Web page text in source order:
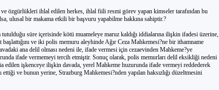
ve özgürlükleri ihlal edilen herkes, ihlal fiili resmi görev yapan kimseler tarafından bu
ulusal bir makama etkili bir başvuru yapabilme hakkına sahiptir.?
süre içerisinde kötü muameleye maruz kaldığı iddialarına ilişkin ifadesi üzerine,
başlattığını ve iki polis memuru aleyhinde Ağır Ceza Mahkemesi?ne bir ithamname
ana delil olması nedeni ile, ifade vermesi için cezaevinden Mahkeme?ye
ifade vermemeyi tercih etmiştir. Sonuç olarak, polis memurları delil eksikliği nedeni
edilen işkenceye ilişkin davada, yerel Mahkeme huzurunda ifade vermeyi reddederek
ve bunun yerine, Strazburg Mahkemesi?nden yapılan haksızlığı düzeltmesini